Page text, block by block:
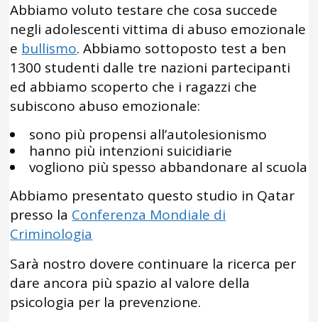
Abbiamo voluto testare che cosa succede
negli adolescenti vittima di abuso emozionale
e bullismo. Abbiamo sottoposto test a ben
1300 studenti dalle tre nazioni partecipanti
ed abbiamo scoperto che i ragazzi che
subiscono abuso emozionale:
sono più propensi all’autolesionismo
hanno più intenzioni suicidiarie
vogliono più spesso abbandonare al scuola
Abbiamo presentato questo studio in Qatar
presso la Conferenza Mondiale di
Criminologia
Sarà nostro dovere continuare la ricerca per
dare ancora più spazio al valore della
psicologia per la prevenzione.